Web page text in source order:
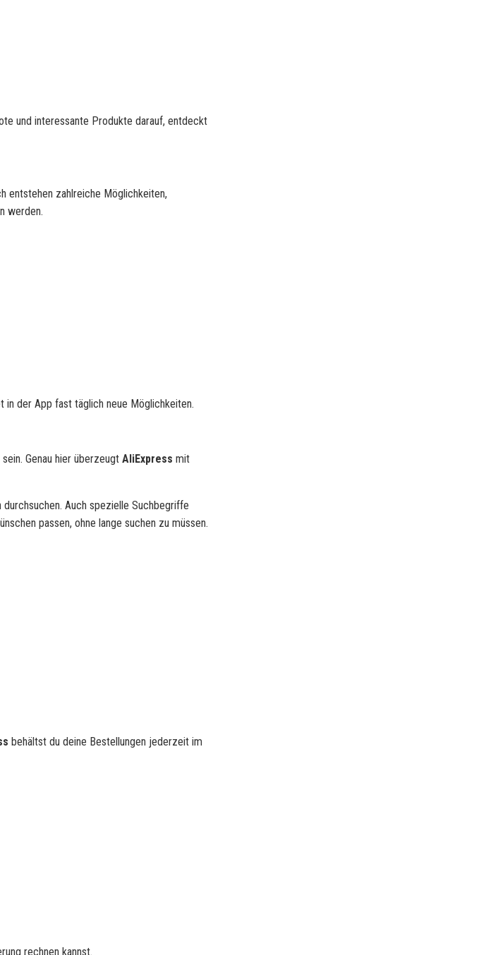
und interessante Produkte darauf, entdeckt
entstehen zahlreiche Möglichkeiten,
werden.
in der App fast täglich neue Möglichkeiten.
Genau hier überzeugt AliExpress mit
Auch spezielle Suchbegriffe
passen, ohne lange suchen zu müssen.
behältst du deine Bestellungen jederzeit im
rechnen kannst.